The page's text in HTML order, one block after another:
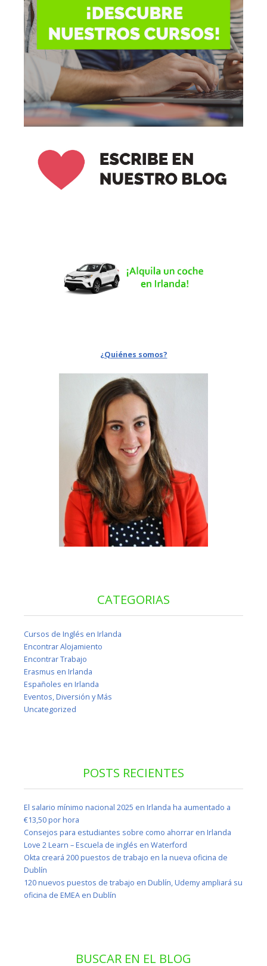
¿Quiénes somos?
CATEGORIAS
Cursos de Inglés en Irlanda
Encontrar Alojamiento
Encontrar Trabajo
Erasmus en Irlanda
Españoles en Irlanda
Eventos, Diversión y Más
Uncategorized
POSTS RECIENTES
El salario mínimo nacional 2025 en Irlanda ha aumentado a
€13,50 por hora
Consejos para estudiantes sobre como ahorrar en Irlanda
Love 2 Learn – Escuela de inglés en Waterford
Okta creará 200 puestos de trabajo en la nueva oficina de
Dublín
120 nuevos puestos de trabajo en Dublín, Udemy ampliará su
oficina de EMEA en Dublín
BUSCAR EN EL BLOG